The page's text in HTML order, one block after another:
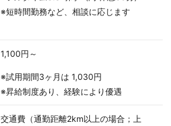
※短時間勤務など、相談に応じます
1,100円～
※試用期間3ヶ月は 1,030円
※昇給制度あり、経験により優遇
交通費（通勤距離2km以上の場合；上